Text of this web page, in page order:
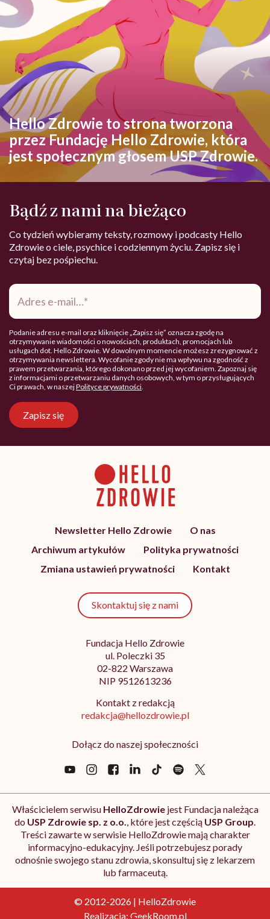
Hello Zdrowie to strona tworzona
przez Fundację Hello Zdrowie, która
jest społecznym głosem USP Zdrowie.
Bądź z nami na bieżąco
Co tydzień wybieramy teksty, rozmowy i podcasty Hello
Zdrowie o ciele, psychice i codziennym życiu. Zapisz się i
czytaj bez pośpiechu.
Adres
mail*
Podanie adresu e-mail oraz kliknięcie „Zapisz się” oznacza zgodę na
otrzymywanie wiadomości o nowościach, produktach, promocjach lub
usługach dot. Hello Zdrowie. W dowolnym momencie możesz zrezygnować z
otrzymywania newslettera. Wycofanie zgody nie ma wpływu na zgodność z
prawem przetwarzania, którego dokonano przed jej wycofaniem. Zapoznaj się
z informacjami o przetwarzaniu danych osobowych, w tym o przysługujących
Ci prawach, w naszejPolityce prywatności.
Zapisz się
Newsletter Hello Zdrowie
O nas
Archiwum artykułów
Polityka prywatności
Zmiana ustawień prywatności
Kontakt
Skontaktuj się z nami
Fundacja Hello Zdrowie
ul. Poleczki 35
02-822 Warszawa
NIP 9512613236
Kontakt z redakcją
redakcja@hellozdrowie.pl
Dołącz do naszej społeczności
Właścicielem serwisu HelloZdrowiejest Fundacja należąca
do USP Zdrowie sp. z o.o., które jest częścią USP Group.
Treści zawarte w serwisie HelloZdrowie mają charakter
informacyjno-edukacyjny. Jeśli potrzebujesz porady
odnośnie swojego stanu zdrowia, skonsultuj się z lekarzem
lub farmaceutą.
© 2012-2026 | HelloZdrowie
Realizacja: GeekRoom.pl